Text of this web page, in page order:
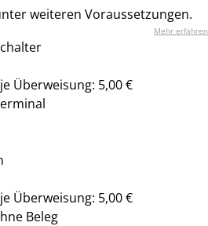
weiteren Voraussetzungen.
Mehr erfahren
Überweisung: 5,00 €
Überweisung: 5,00 €
Beleg